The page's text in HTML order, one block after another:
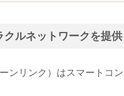
クルネットワークを提
ンリンク）はスマートコ